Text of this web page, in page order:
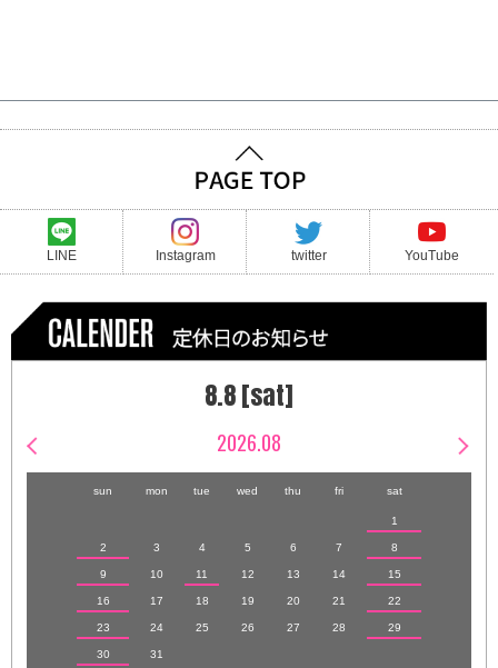
LINE Instagram twitter YouTube
8.8 [sat]
2026.08
sun mon tue wed thu fri sat
1
2 3 4 5 6 7 8
9 10 11 12 13 14 15
16 17 18 19 20 21 22
23 24 25 26 27 28 29
30 31